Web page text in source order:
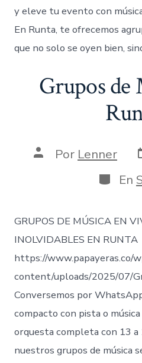
y eleve tu evento con
En Runta, te ofrecemos
que no solo se oyen bien,
Grupos de
AutorPor Lenner
En
GRUPOS DE MÚSICA EN
INOLVIDABLES EN RUNTA
https://www.papayeras.co/
content/uploads/2025/07/
Conversemos por
compacto con pista o
orquesta completa con 13 a
nuestros grupos de música